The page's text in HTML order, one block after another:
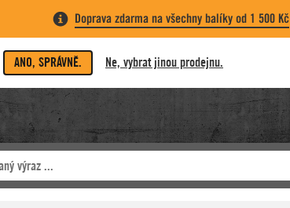
Doprava zdarma na všechny balíky od 1 500 Kč
ANO, SPRÁVNĚ. Ne, vybrat jinou prodejnu.